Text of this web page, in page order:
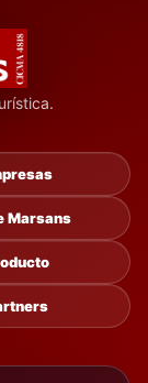
Marsans